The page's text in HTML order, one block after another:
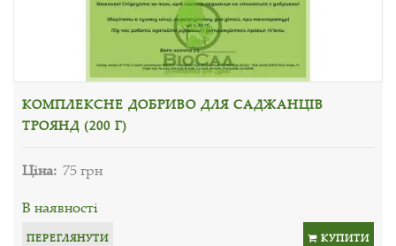
КОМПЛЕКСНЕ ДОБРИВО ДЛЯ САДЖАНЦІВ
ТРОЯНД (200 Г)
Ціна: 75 грн
В наявності
ПЕРЕГЛЯНУТИ КУПИТИ